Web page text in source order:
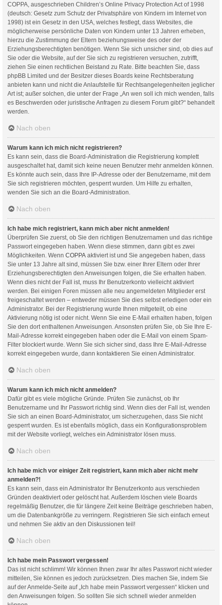
COPPA, ausgeschrieben Children’s Online Privacy Protection Act of 1998
(deutsch: Gesetz zum Schutz der Privatsphäre von Kindern im Internet von
1998) ist ein Gesetz in den USA, welches festlegt, dass Websites, die
möglicherweise persönliche Daten von Kindern unter 13 Jahren erheben,
hierzu die Zustimmung der Eltern beziehungsweise des oder der
Erziehungsberechtigten benötigen. Wenn Sie sich unsicher sind, ob dies auf
Sie oder die Website, auf der Sie sich zu registrieren versuchen, zutrifft,
ziehen Sie einen rechtlichen Beistand zu Rate. Bitte beachten Sie, dass
phpBB Limited und der Besitzer dieses Boards keine Rechtsberatung
anbieten kann und nicht die Anlaufstelle für Rechtsangelegenheiten jeglicher
Art ist; außer solchen, die unter der Frage „An wen soll ich mich wenden, falls
es Beschwerden oder juristische Anfragen zu diesem Forum gibt?“ behandelt
werden.
Nach oben
Warum kann ich mich nicht registrieren?
Es kann sein, dass die Board-Administration die Registrierung komplett
ausgeschaltet hat, damit sich keine neuen Benutzer mehr anmelden können.
Es könnte auch sein, dass Ihre IP-Adresse oder der Benutzername, mit dem
Sie sich registrieren möchten, gesperrt wurden. Um Hilfe zu erhalten,
wenden Sie sich an die Board-Administration.
Nach oben
Ich habe mich registriert, kann mich aber nicht anmelden!
Überprüfen Sie zuerst, ob Sie den richtigen Benutzernamen und das richtige
Passwort eingegeben haben. Wenn diese stimmen, dann gibt es zwei
Möglichkeiten. Wenn COPPA aktiviert ist und Sie angegeben haben, dass
Sie unter 13 Jahre alt sind, müssen Sie bzw. einer Ihrer Eltern oder Ihrer
Erziehungsberechtigten den Anweisungen folgen, die Sie erhalten haben.
Wenn dies nicht der Fall ist, muss Ihr Benutzerkonto vielleicht aktiviert
werden. Bei einigen Foren müssen alle neu angemeldeten Mitglieder erst
freigeschaltet werden – entweder müssen Sie dies selbst erledigen oder ein
Administrator. Bei der Registrierung wurde Ihnen mitgeteilt, ob eine
Aktivierung nötig ist oder nicht. Wenn Sie eine E-Mail erhalten haben, folgen
Sie den dort enthaltenen Anweisungen. Ansonsten prüfen Sie, ob Sie Ihre E-
Mail-Adresse korrekt eingegeben haben oder die E-Mail von einem Spam-
Filter blockiert wurde. Wenn Sie sich sicher sind, dass Ihre E-Mail-Adresse
korrekt eingegeben wurde, dann kontaktieren Sie einen Administrator.
Nach oben
Warum kann ich mich nicht anmelden?
Dafür gibt es viele mögliche Gründe. Prüfen Sie zunächst, ob Ihr
Benutzername und Ihr Passwort richtig sind. Wenn dies der Fall ist, wenden
Sie sich an einen Board-Administrator, um sicherzugehen, dass Sie nicht
gesperrt wurden. Es ist ebenfalls möglich, dass ein Konfigurationsproblem
mit der Website vorliegt, welches ein Administrator lösen muss.
Nach oben
Ich habe mich vor einiger Zeit registriert, kann mich aber nicht mehr
anmelden?!
Es kann sein, dass ein Administrator Ihr Benutzerkonto aus verschieden
Gründen deaktiviert oder gelöscht hat. Außerdem löschen viele Boards
regelmäßig Benutzer, die für längere Zeit keine Beiträge geschrieben haben,
um die Datenbankgröße zu verringern. Registrieren Sie sich einfach erneut
und nehmen Sie aktiv an den Diskussionen teil!
Nach oben
Ich habe mein Passwort vergessen!
Das ist nicht schlimm! Wir können Ihnen zwar Ihr altes Passwort nicht wieder
mitteilen, Sie können es jedoch zurücksetzen. Dies machen Sie, indem Sie
auf der Anmelde-Seite auf „Ich habe mein Passwort vergessen“ klicken und
den Anweisungen folgen. So sollten Sie sich schnell wieder anmelden